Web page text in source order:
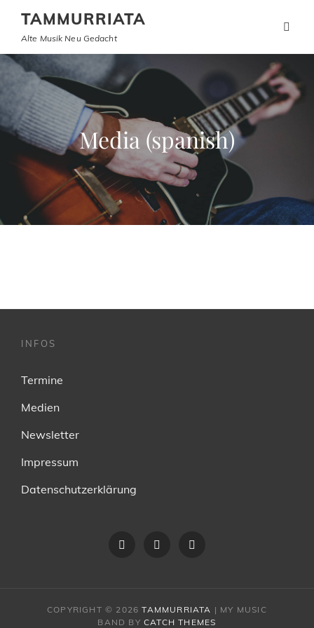
TAMMURRIATA
Alte Musik Neu Gedacht
Media (spanish)
INFOS
Termine
Medien
Newsletter
Impressum
Datenschutzerklärung
Facebookinstagram
COPYRIGHT © 2026TAMMURRIATA | MY MUSIC
BAND BYCATCH THEMES